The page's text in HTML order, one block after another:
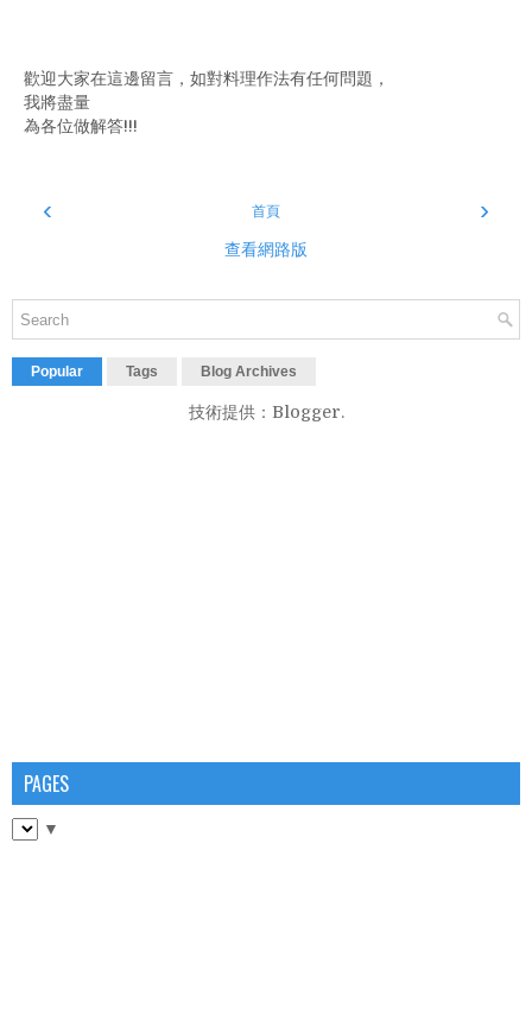
歡迎大家在這邊留言，如對料理作法有任何問題，
我將盡量
為各位做解答!!!
‹ ›
首頁
查看網路版
Popular Tags Blog Archives
技術提供： Blogger.
PAGES
▼